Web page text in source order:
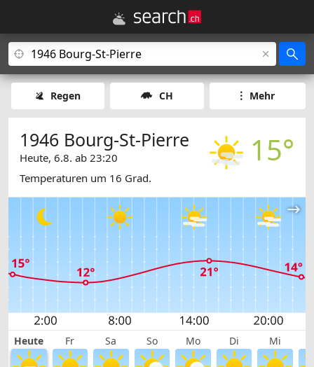
Regen CH Mehr
15°
1946 Bourg-St-Pierre
Heute, 6.8. ab 23:20
Temperaturen um 16 Grad.
Heute Fr Sa So Mo Di Mi